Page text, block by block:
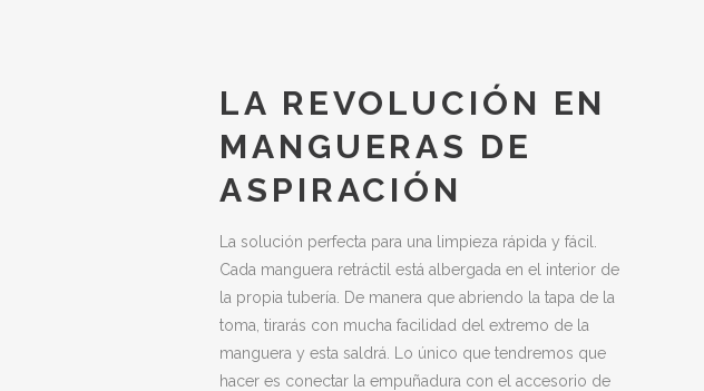
LA REVOLUCIÓN EN
MANGUERAS DE
ASPIRACIÓN
La solución perfecta para una limpieza rápida y fácil.
Cada manguera retráctil está albergada en el interior de
la propia tubería. De manera que abriendo la tapa de la
toma, tirarás con mucha facilidad del extremo de la
manguera y esta saldrá. Lo único que tendremos que
hacer es conectar la empuñadura con el accesorio de